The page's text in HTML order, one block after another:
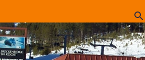
メイン コンテンツに移動